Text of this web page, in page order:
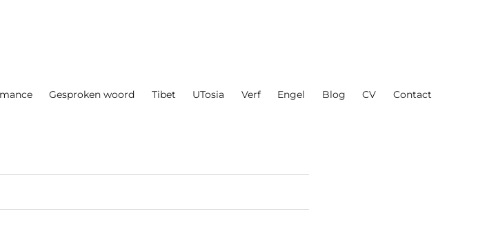
Gesproken woord Tibet UTosia Verf Engel Blog CV Contact